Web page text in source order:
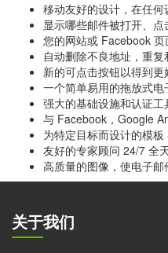
移动友好的设计，在任何
显示哪些邮件被打开、点
您的网站或 Facebook 页
自动删除不良地址，重复
新的可点击按钮以得到更
一个简单易用的拖放式电
强大的基础设施和认证工
与 Facebook，Google
为特定目标而设计的模板
友好的专家顾问 24/7 全
高质量的图像，使电子邮
关于我们